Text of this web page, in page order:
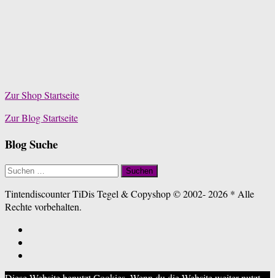
Zur Shop Startseite
Zur Blog Startseite
Blog Suche
Suchen
Tintendiscounter TiDis Tegel & Copyshop © 2002- 2026 * Alle
Rechte vorbehalten.